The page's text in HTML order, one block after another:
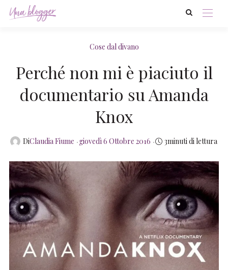
Cose dal divano
Perché non mi è piaciuto il
documentario su Amanda
Knox
DiClaudia Fiume Posted
giovedì 6 Ottobre 2016 3minuti di lettura